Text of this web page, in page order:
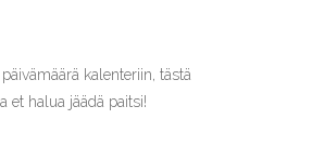
kalenteriin, tästä
et halua jäädä paitsi!